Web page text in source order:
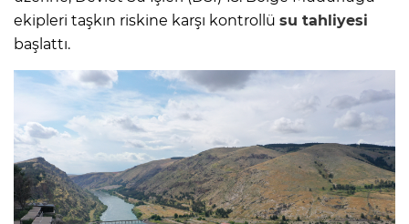
ekipleri taşkın riskine karşı kontrollü su tahliyesi
başlattı.